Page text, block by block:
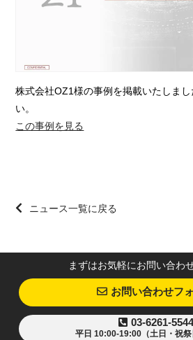
株式会社OZ1様の事例を掲載いたしま
い。
この事例を見る
ニュース一覧に戻る
まずはお気軽にお問い合わ
お問い合わせフ
03-6261-5544
平日 10:00-19:00（土日・祝祭